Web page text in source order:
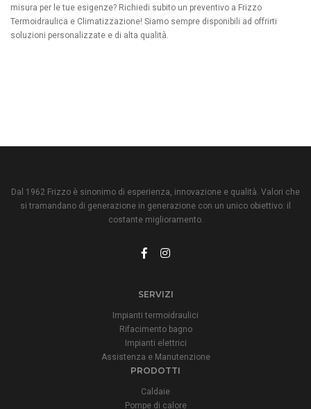
misura per le tue esigenze? Richiedi subito un preventivo a Frizzo
Termoidraulica e Climatizzazione! Siamo sempre disponibili ad offrirti
soluzioni personalizzate e di alta qualità.
Dal 1962 Frizzo è sinonimo di esperienza, innovazione e qualità. Valori che
si tramandano di generazione in generazione con un unico obiettivo: il
costante miglioramento.
SERVIZI
Impianti termoidraulici
Rifacimento bagno
Impianti elettrici
Assistenza e Manutenzione
PRODOTTI
Caldaie
Pompe di calore